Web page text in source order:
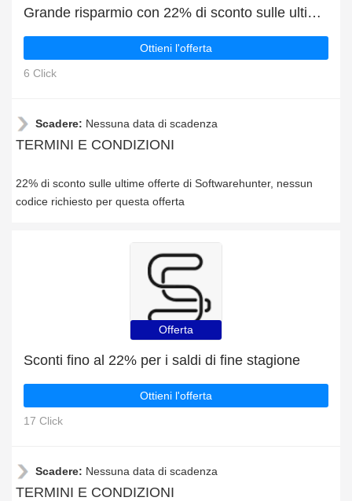
Grande risparmio con 22% di sconto sulle ultime offerte
Ottieni l'offerta
6 Click
Scadere: Nessuna data di scadenza
TERMINI E CONDIZIONI
22% di sconto sulle ultime offerte di Softwarehunter, nessun
codice richiesto per questa offerta
Offerta
Sconti fino al 22% per i saldi di fine stagione
Ottieni l'offerta
17 Click
Scadere: Nessuna data di scadenza
TERMINI E CONDIZIONI